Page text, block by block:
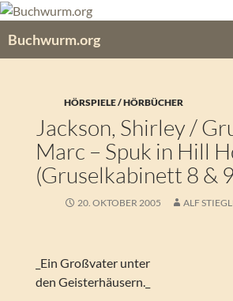
Zum
springen
Buchwurm.org
HÖRSPIELE / HÖRBÜCHER
Jackson, Shirley /
Marc – Spuk in Hill
(Gruselkabinett 8 &
20. OKTOBER 2005 ALF
_Ein Großvater unter
den Geisterhäusern._